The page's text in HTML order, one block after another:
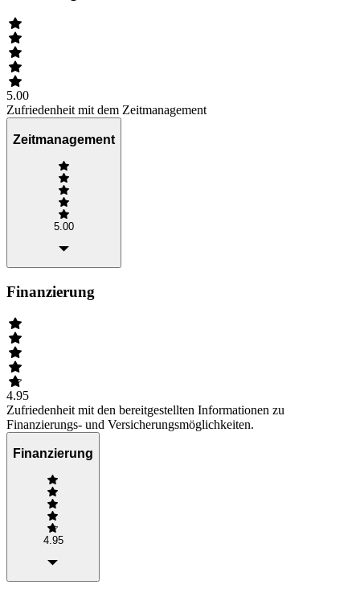
5.00
Zufriedenheit mit dem Zeitmanagement
Zeitmanagement
5.00
Finanzierung
4.95
Zufriedenheit mit den bereitgestellten Informationen zu
Finanzierungs- und Versicherungsmöglichkeiten.
Finanzierung
4.95